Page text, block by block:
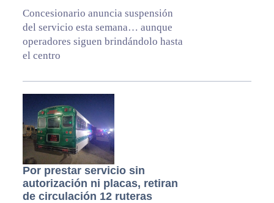
Concesionario anuncia suspensión
del servicio esta semana… aunque
operadores siguen brindándolo hasta
el centro
Por prestar servicio sin
autorización ni placas, retiran
de circulación 12 ruteras